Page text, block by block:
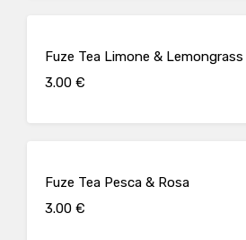
Fuze Tea Limone & Lemongrass
3.00 €
Fuze Tea Pesca & Rosa
3.00 €